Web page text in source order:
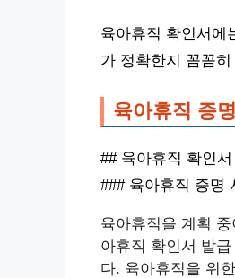
육아휴직 확인서에
가 정확한지 꼼꼼
육아휴직 증
## 육아휴직 확인
### 육아휴직 증명
육아휴직을 계획
아휴직 확인서 발
다. 육아휴직을 위